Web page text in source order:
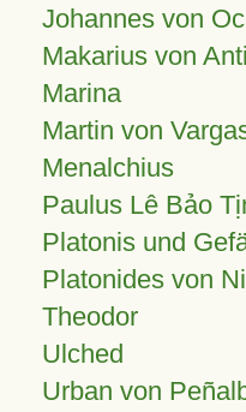
Johannes von
Makarius von
Marina
Martin von
Menalchius
Paulus Lê Bảo
Platonis und
Platonides von
Theodor
Ulched
Urban von